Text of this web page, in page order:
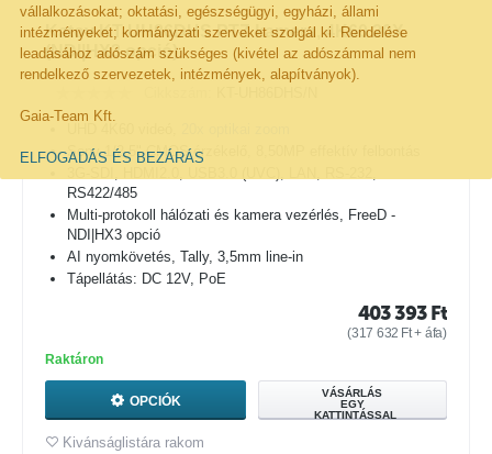
vállalkozásokat; oktatási, egészségügyi, egyházi, állami
intézményeket; kormányzati szerveket szolgál ki. Rendelése
leadásához adószám szükséges (kivétel az adószámmal nem
rendelkező szervezetek, intézmények, alapítványok).
Gaia-Team Kft.
ELFOGADÁS ÉS BEZÁRÁS
Katov KT-UH86DHS PTZ kamera, 4K60 20X
(NDI|HX3 opció)
Sony 1/2,5" CMOS érzékelő, 8,50MP effektív felbontás
RS422/485
Multi-protokoll hálózati és kamera vezérlés, FreeD -
NDI|HX3 opció
AI nyomkövetés, Tally, 3,5mm line-in
Tápellátás: DC 12V, PoE
403 393 Ft
(317 632 Ft+ áfa)
Raktáron
OPCIÓK
VÁSÁRLÁS
EGY
KATTINTÁSSAL
Kivánságlistára rakom